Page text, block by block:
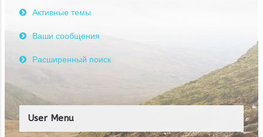
Активные темы
Ваши сообщения
Расширенный поиск
User Menu